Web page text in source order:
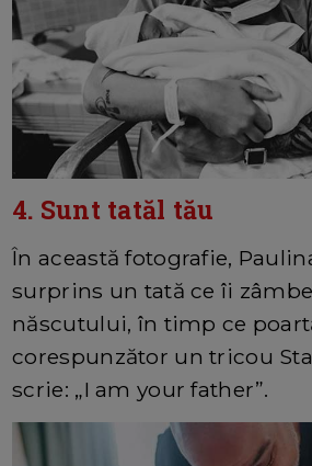
4. Sunt tatăl tău
În această fotografie,
surprins un tată ce îi
născutului, în timp ce
corespunzător un tricou
scrie: „I am your father”.